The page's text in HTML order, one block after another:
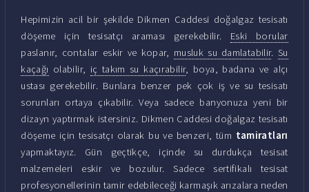
Hepimizin acil bir şekilde Dikmen Caddesi doğalgaz tesisatı
döşeme için tesisatçı araması gerekebilir. Eski borular
paslanır, contalar eskir ve kopar, musluk su damlatabilir. Su
kaçağı olabilir, iç takım su kaçırabilir, boya, badana ve alçı
ustası gerekebilir. Bunlara benzer pek çok iş ve su tesisatı
sorunları ortaya çıkabilir. Veya sadece banyonuza yeni bir
dizayn yaptırmak istersiniz. Dikmen Caddesi doğalgaz tesisatı
döşeme için tesisatçı olarak bu ve benzeri, tüm tamiratları
yapmaktayız. Gün geçtikçe, içinde su durdukça tesisat
malzemeleri eskir ve bozulur. Sadece sertifikalı tesisat
profesyonellerinin tamir edebileceği karmaşık arızalara neden